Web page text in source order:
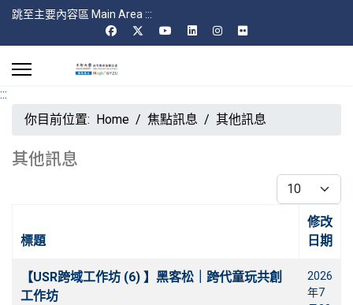
跳至主要內容區 Main Area :::
:::
你目前位置: Home 焦點訊息 其他訊息
其他訊息
每頁顯示條數
文章
標題
修改
日期
【USR跨域工作坊 (6) 】黑客松｜跨代童玩共創
工作坊
2026
年7